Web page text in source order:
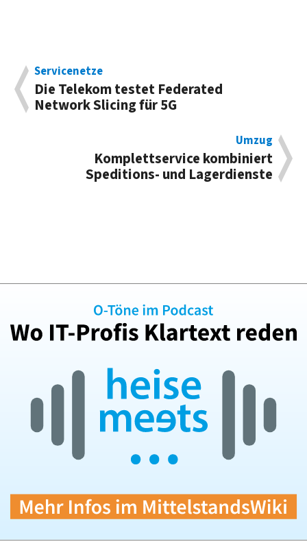
Servicenetze
Die Telekom testet Federated
Network Slicing für 5G
Umzug
Komplettservice kombiniert
Speditions- und Lagerdienste